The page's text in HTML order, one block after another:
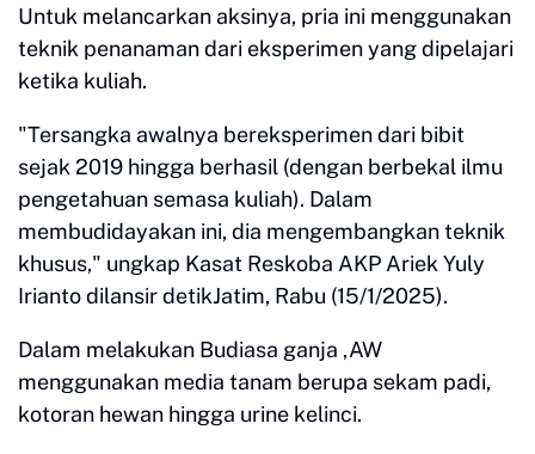
Untuk melancarkan aksinya, pria ini menggunakan
teknik penanaman dari eksperimen yang dipelajari
ketika kuliah.
"Tersangka awalnya bereksperimen dari bibit
sejak 2019 hingga berhasil (dengan berbekal ilmu
pengetahuan semasa kuliah). Dalam
membudidayakan ini, dia mengembangkan teknik
khusus," ungkap Kasat Reskoba AKP Ariek Yuly
Irianto dilansir detikJatim, Rabu (15/1/2025).
Dalam melakukan Budiasa ganja ,AW
menggunakan media tanam berupa sekam padi,
kotoran hewan hingga urine kelinci.